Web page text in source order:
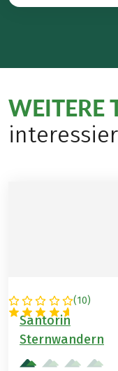
WEITERE
(10)
GRIECHENLAND
Santorin
Sternwandern